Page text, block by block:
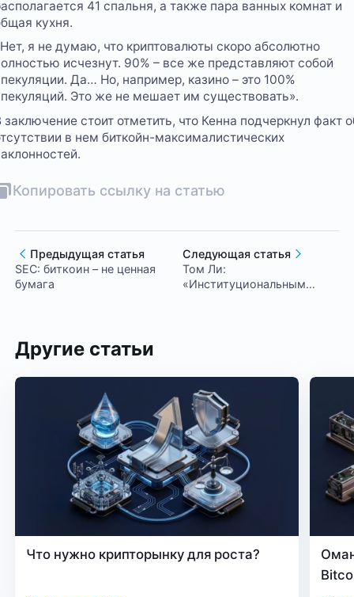
41 спальня, а также пара ванных комнат и
кухня.
я не думаю, что криптовалюты скоро абсолютно
исчезнут. 90% – все же представляют собой
Да… Но, например, казино – это 100%
Это же не мешает им существовать».
заключение стоит отметить, что Кенна подчеркнул факт
в нем биткойн-максималистических
Копировать ссылку на статью
Предыдущая статья
SEC: биткоин – не ценная
бумага
Следующая статья
Том Ли:
«Институциональным
Другие статьи
Что нужно крипторынку для роста?